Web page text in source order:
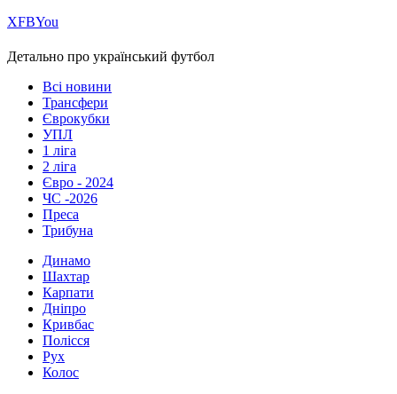
ХFBYou
Детально про український футбол
Всі новини
Трансфери
Єврокубки
УПЛ
1 ліга
2 ліга
Євро - 2024
ЧС -2026
Преса
Трибуна
Динамо
Шахтар
Карпати
Дніпро
Кривбас
Полісся
Рух
Колос